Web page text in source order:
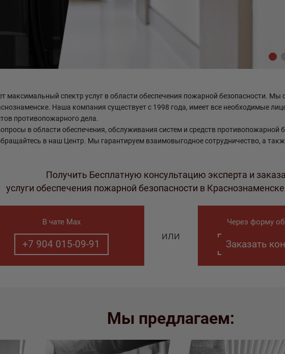
спектр услуг в области обеспечения пожарной безопасности. Мы
Наша компания существует с 1998 года, имеет все необходимые
противопожарного дела.
в области обеспечения, обслуживания систем и средств противопожарной
в наш Центр. Мы гарантируем взаимовыгодное сотрудничество, а
Получить Бесплатную консультацию эксперта и
услуги обеспечения пожарной безопасности в
В чате Max
+7 904 015-09-91
или
Через форму
Заказать
Мы предлагаем: